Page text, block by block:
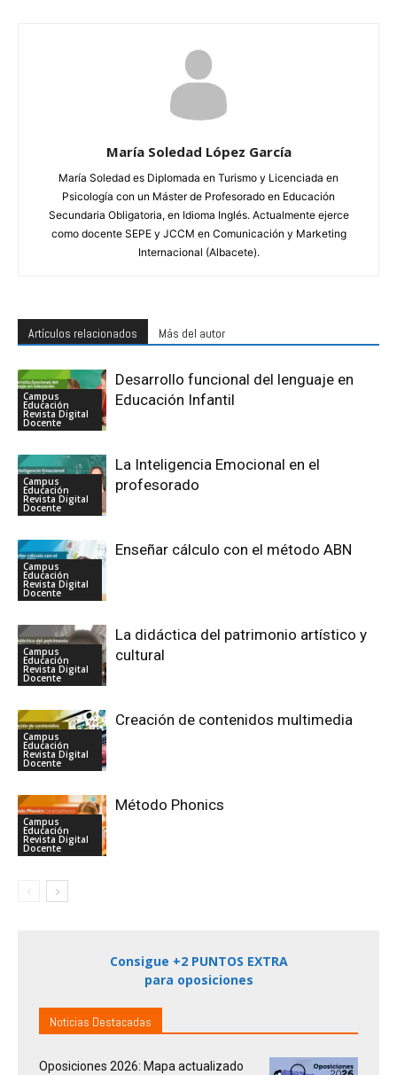
María Soledad López García
María Soledad es Diplomada en Turismo y Licenciada en
Psicología con un Máster de Profesorado en Educación
Secundaria Obligatoria, en Idioma Inglés. Actualmente ejerce
como docente SEPE y JCCM en Comunicación y Marketing
Internacional (Albacete).
Artículos relacionados Más del autor
Campus
Educación
Revista Digital
Docente
Desarrollo funcional del lenguaje en
Educación Infantil
Campus
Educación
Revista Digital
Docente
La Inteligencia Emocional en el
profesorado
Campus
Educación
Revista Digital
Docente
Enseñar cálculo con el método ABN
Campus
Educación
Revista Digital
Docente
La didáctica del patrimonio artístico y
cultural
Campus
Educación
Revista Digital
Docente
Creación de contenidos multimedia
Campus
Educación
Revista Digital
Docente
Método Phonics
Consigue +2 PUNTOS EXTRA
para oposiciones
Noticias Destacadas
Oposiciones 2026: Mapa actualizado